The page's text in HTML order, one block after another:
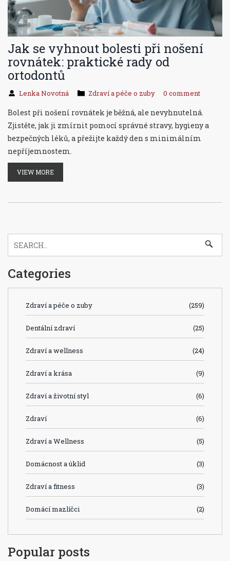
Jak se vyhnout bolesti při nošení
rovnátek: praktické rady od
ortodontů
Lenka Novotná Zdraví a péče o zuby 0 comment
Bolest při nošení rovnátek je běžná, ale nevyhnutelná.
Zjistěte, jak ji zmírnit pomocí správné stravy, hygieny a
bezpečných léků, a přežijte každý den s minimálním
nepříjemnostem.
VIEW MORE
Categories
Zdraví a péče o zuby (259)
Dentální zdraví (25)
Zdraví a wellness (24)
Zdraví a krása (9)
Zdraví a životní styl (6)
Zdraví (6)
Zdraví a Wellness (5)
Domácnost a úklid (3)
Zdraví a fitness (3)
Domácí mazlíčci (2)
Popular posts